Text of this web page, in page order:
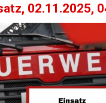
02.11.2025,